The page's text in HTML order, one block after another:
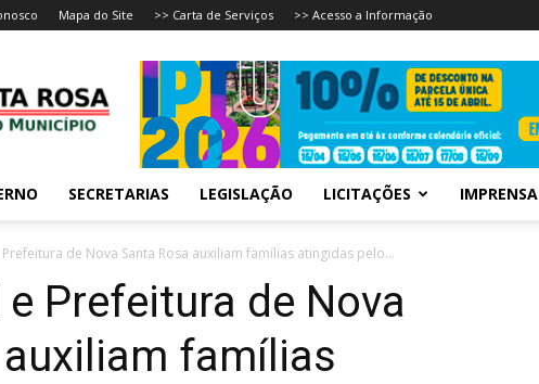
Mapa do Site >> Carta de Serviços >> Acesso a Informação
SECRETARIAS LEGISLAÇÃO LICITAÇÕES IMPRENSA
Prefeitura de Nova Santa Rosa auxiliam famílias atingidas pelo...
Prefeitura de Nova
famílias